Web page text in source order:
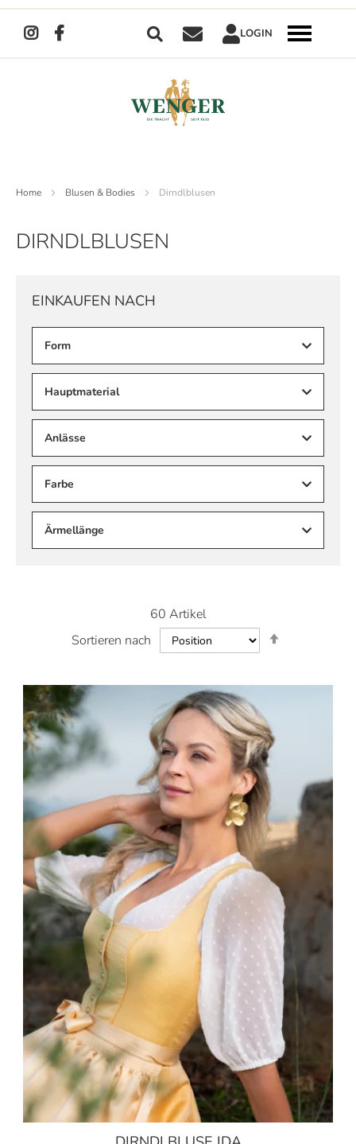
Suche LOGIN
Navigation
umschalten
Home Blusen & Bodies Dirndlblusen
DIRNDLBLUSEN
60 Artikel
Sortieren nach
EINKAUFEN NACH
Form
Hauptmaterial
Anlässe
Farbe
Ärmellänge